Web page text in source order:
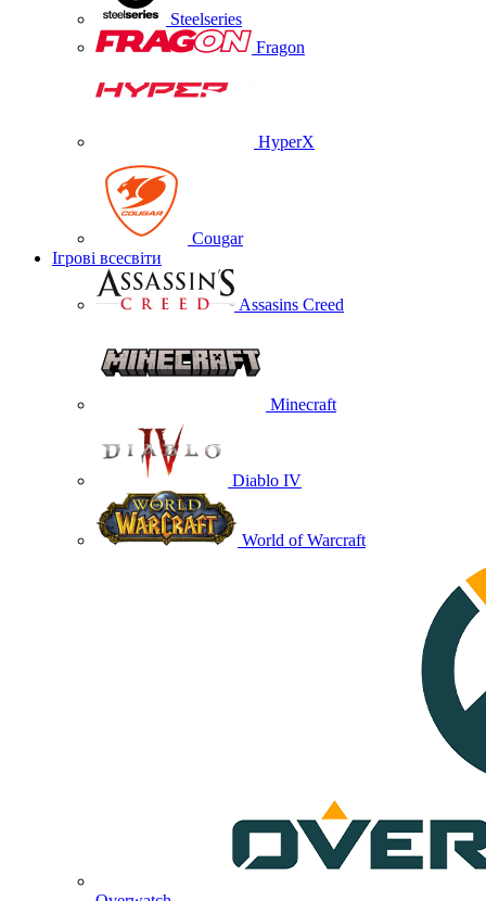
Steelseries
Fragon
HyperX
Cougar
Ігрові всесвіти
Assasins Creed
Minecraft
Diablo IV
World of Warcraft